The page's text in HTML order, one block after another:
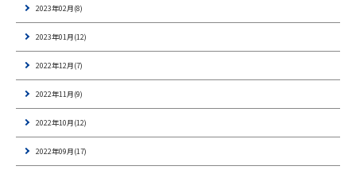
2023年02月(8)
2023年01月(12)
2022年12月(7)
2022年11月(9)
2022年10月(12)
2022年09月(17)